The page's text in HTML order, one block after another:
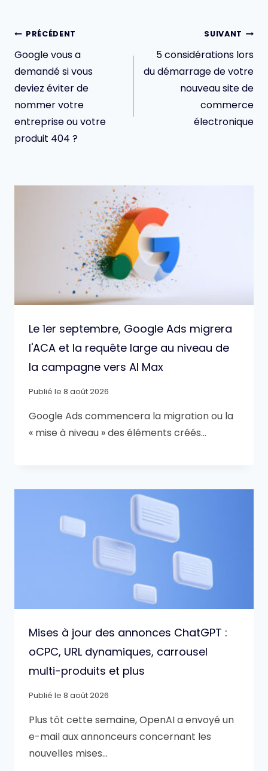
Navigation
de
l’article
PRÉCÉDENT
Google vous a
demandé si vous
deviez éviter de
nommer votre
entreprise ou votre
produit 404 ?
SUIVANT
5 considérations lors
du démarrage de votre
nouveau site de
commerce
électronique
Le 1er septembre, Google Ads migrera
l'ACA et la requête large au niveau de
la campagne vers AI Max
Publié le 8 août 2026
Google Ads commencera la migration ou la
« mise à niveau » des éléments créés…
Mises à jour des annonces ChatGPT :
oCPC, URL dynamiques, carrousel
multi-produits et plus
Publié le 8 août 2026
Plus tôt cette semaine, OpenAI a envoyé un
e-mail aux annonceurs concernant les
nouvelles mises…